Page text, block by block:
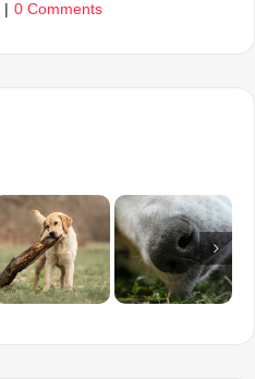
| 0 Comments